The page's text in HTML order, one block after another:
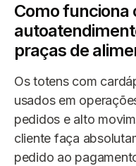
Como funciona
praças de
Os totens com
usados em
pedidos e alto
cliente faça
pedido ao